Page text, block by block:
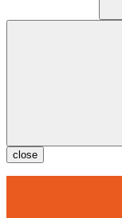
close